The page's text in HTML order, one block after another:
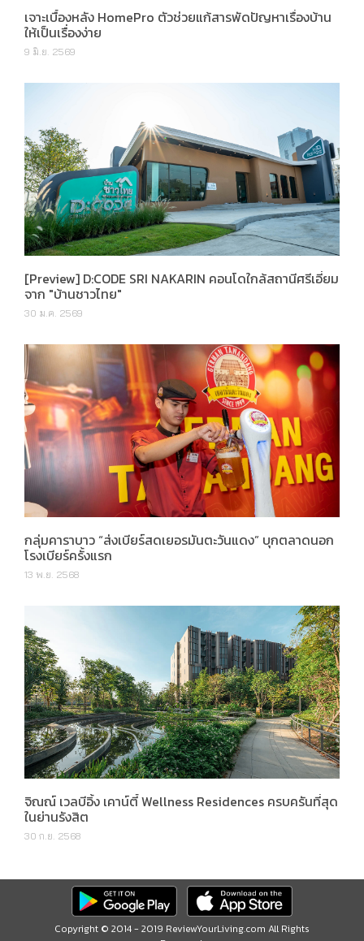
เจาะเบื้องหลัง HomePro ตัวช่วยแก้สารพัดปัญหาเรื่องบ้าน
ให้เป็นเรื่องง่าย
9 มิ.ย. 2569
[Preview] D:CODE SRI NAKARIN คอนโดใกล้สถานีศรีเอี่ยม
จาก "บ้านชาวไทย"
30 ม.ค. 2569
กลุ่มคาราบาว “ส่งเบียร์สดเยอรมันตะวันแดง” บุกตลาดนอก
โรงเบียร์ครั้งแรก
13 พ.ย. 2568
จิณณ์ เวลบีอิ้ง เคาน์ตี้ Wellness Residences ครบครันที่สุด
ในย่านรังสิต
30 ก.ย. 2568
Copyright © 2014 - 2019 ReviewYourLiving.com All Rights